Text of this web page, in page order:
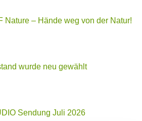
Nature – Hände weg von der Natur!
wurde neu gewählt
Sendung Juli 2026